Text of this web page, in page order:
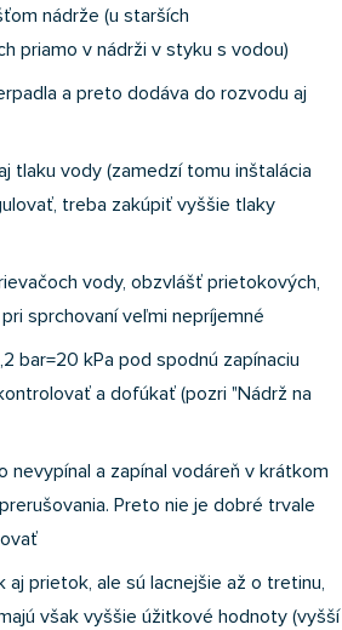
nádrže (u starších
priamo v nádrži v styku s vodou)
a preto dodáva do rozvodu aj
tlaku vody (zamedzí tomu inštalácia
treba zakúpiť vyššie tlaky
vody, obzvlášť prietokových,
sprchovaní veľmi nepríjemné
bar=20 kPa pod spodnú zapínaciu
a dofúkať (pozri "Nádrž na
nevypínal a zapínal vodáreň v krátkom
Preto nie je dobré trvale
aj prietok, ale sú lacnejšie až o tretinu,
však vyššie úžitkové hodnoty (vyšší